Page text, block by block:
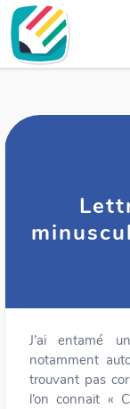
J’ai entamé
notamment
trouvant pas
l’on connait «